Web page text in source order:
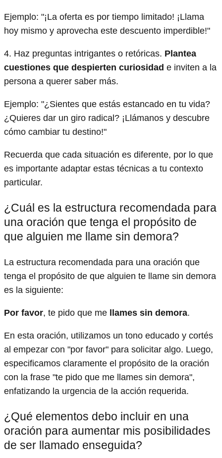
Ejemplo: "¡La oferta es por tiempo limitado! ¡Llama
hoy mismo y aprovecha este descuento imperdible!"
4. Haz preguntas intrigantes o retóricas. Plantea
cuestiones que despierten curiosidad e inviten a la
persona a querer saber más.
Ejemplo: "¿Sientes que estás estancado en tu vida?
¿Quieres dar un giro radical? ¡Llámanos y descubre
cómo cambiar tu destino!"
Recuerda que cada situación es diferente, por lo que
es importante adaptar estas técnicas a tu contexto
particular.
¿Cuál es la estructura recomendada para
una oración que tenga el propósito de
que alguien me llame sin demora?
La estructura recomendada para una oración que
tenga el propósito de que alguien te llame sin demora
es la siguiente:
Por favor, te pido que me llames sin demora.
En esta oración, utilizamos un tono educado y cortés
al empezar con "por favor" para solicitar algo. Luego,
especificamos claramente el propósito de la oración
con la frase "te pido que me llames sin demora",
enfatizando la urgencia de la acción requerida.
¿Qué elementos debo incluir en una
oración para aumentar mis posibilidades
de ser llamado enseguida?